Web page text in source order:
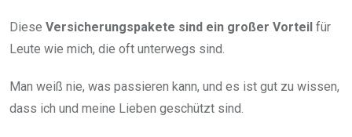
Diese Versicherungspakete sind ein großer Vorteil für
Leute wie mich, die oft unterwegs sind.
Man weiß nie, was passieren kann, und es ist gut zu wissen,
dass ich und meine Lieben geschützt sind.